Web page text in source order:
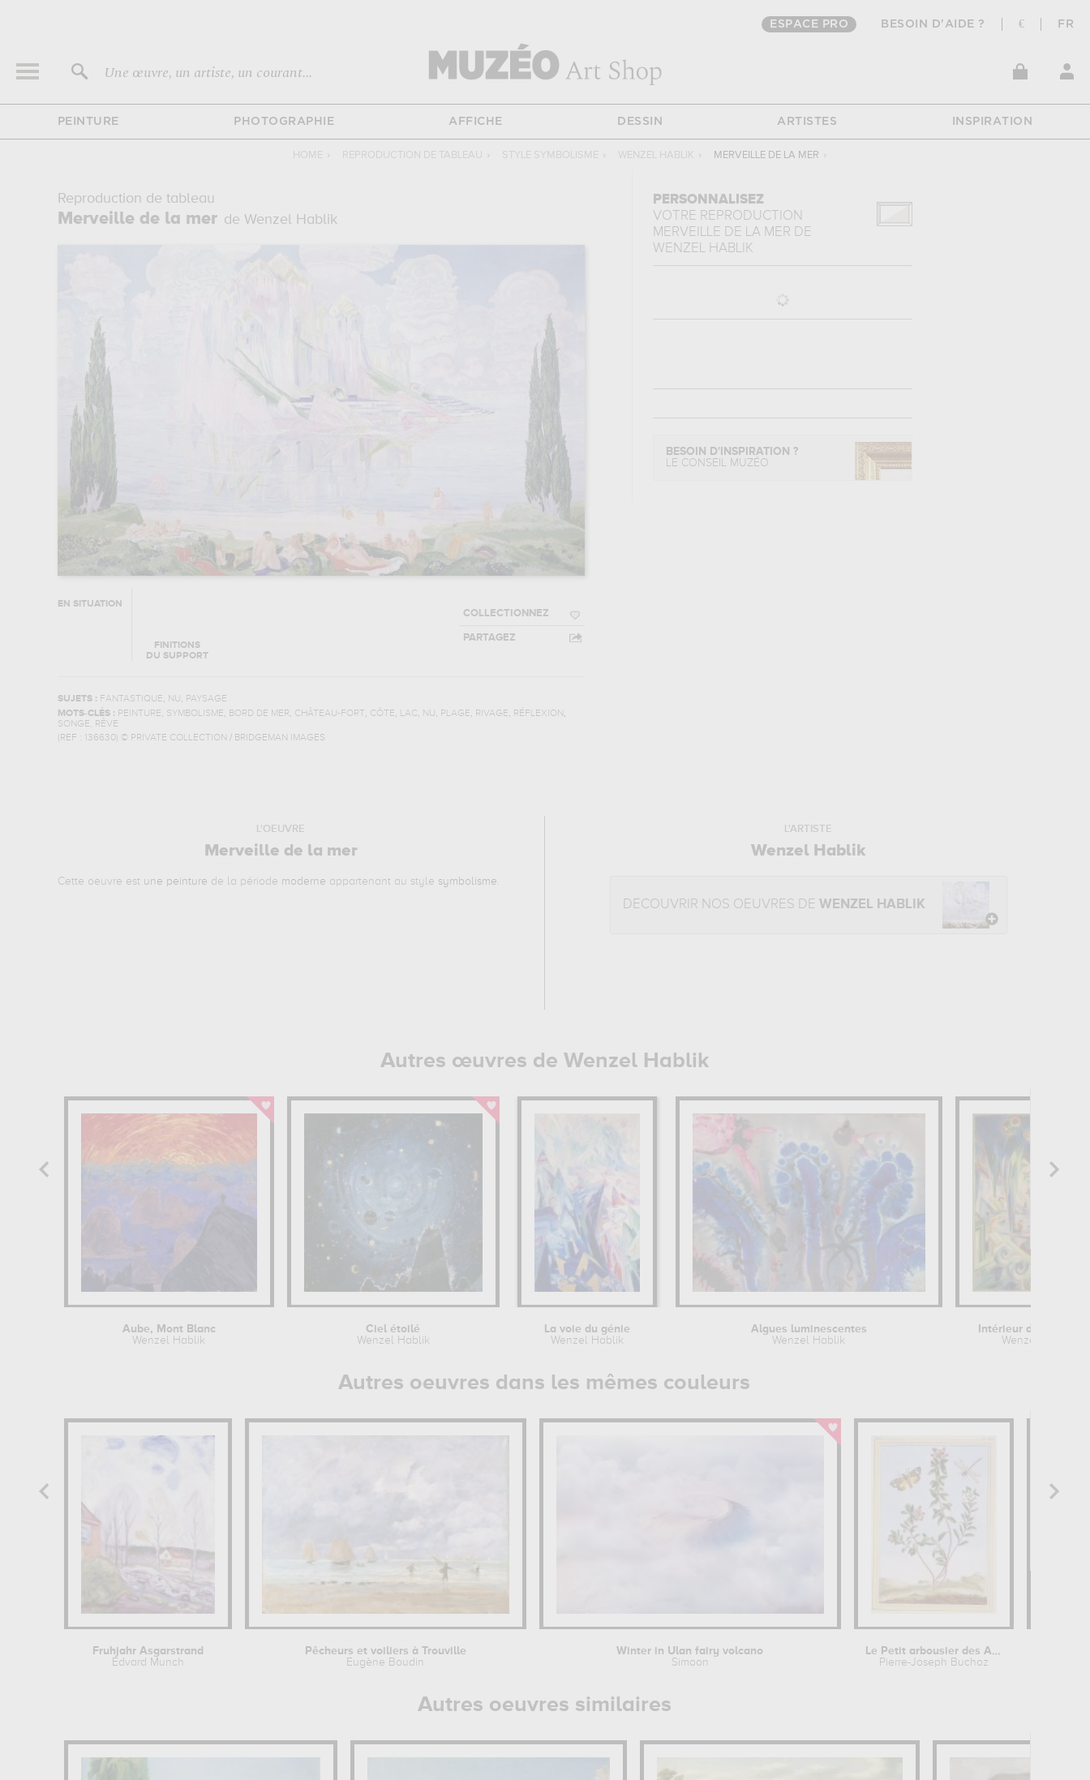
ESPACE PRO BESOIN D'AIDE ? € FR
Une œuvre, un artiste, un courant...
PEINTURE PHOTOGRAPHIE AFFICHE DESSIN ARTISTES INSPIRATION
HOME › REPRODUCTION DE TABLEAU › STYLE SYMBOLISME › WENZEL HABLIK › MERVEILLE DE LA MER ›
Reproduction de tableau
Merveille de la mer de Wenzel Hablik
EN SITUATION
FINITIONS
DU SUPPORT
COLLECTIONNEZ
PARTAGEZ
SUJETS : FANTASTIQUE, NU, PAYSAGE
MOTS-CLÉS : PEINTURE, SYMBOLISME, BORD DE MER, CHÂTEAU-FORT, CÔTE, LAC , NU, PLAGE, RIVAGE, RÉFLEXION,
SONGE, RÊVE
(REF :
136630) © PRIVATE COLLECTION / BRIDGEMAN IMAGES
PERSONNALISEZ
VOTRE REPRODUCTION
MERVEILLE DE LA MER DE
WENZEL HABLIK
BESOIN D'INSPIRATION ?
LE CONSEIL MUZÉO
L'OEUVRE
Merveille de la mer
Cette oeuvre est une peinture de la période moderne appartenant au style symbolisme.
L'ARTISTE
Wenzel Hablik
DÉCOUVRIR NOS OEUVRES DE WENZEL HABLIK
Autres œuvres de Wenzel Hablik
Aube, Mont Blanc
Wenzel Hablik
Ciel étoilé
Wenzel Hablik
La voie du génie
Wenzel Hablik
Algues luminescentes
Wenzel Hablik
Intérieur de
Wenzel Hablik
Autres oeuvres dans les mêmes couleurs
Fruhjahr Asgarstrand
Edvard Munch
Pêcheurs et voiliers à Trouville
Eugène Boudin
Winter in Ulan fairy volcano
Simoon
Le Petit arbousier des Alpes
Pierre-Joseph Buchoz
Autres oeuvres similaires